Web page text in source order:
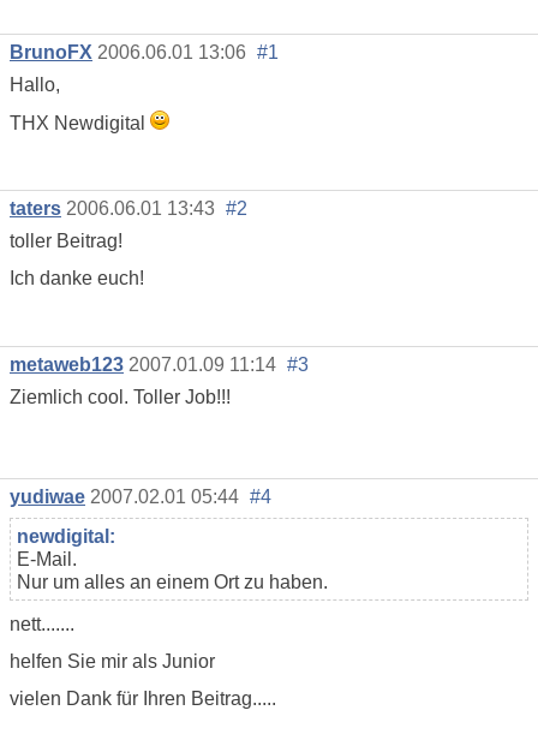
BrunoFX 2006.06.01 13:06 #1
Hallo,
THX Newdigital
taters 2006.06.01 13:43 #2
toller Beitrag!
Ich danke euch!
metaweb123 2007.01.09 11:14 #3
Ziemlich cool. Toller Job!!!
yudiwae 2007.02.01 05:44 #4
newdigital:
E-Mail.
Nur um alles an einem Ort zu haben.
nett.......
helfen Sie mir als Junior
vielen Dank für Ihren Beitrag.....